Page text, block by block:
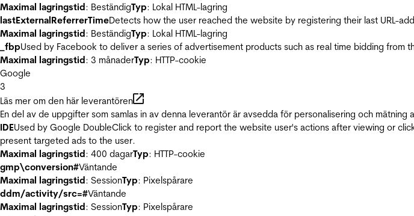
Maximal lagringstid: BeständigTyp: Lokal HTML-lagring
lastExternalReferrerTimeDetects how the user reached the website by registering their last URL-
Maximal lagringstid: BeständigTyp: Lokal HTML-lagring
_fbpUsed by Facebook to deliver a series of advertisement products such as real time bidding from
Maximal lagringstid: 3 månaderTyp: HTTP-cookie
Google
3
Läs mer om den här leverantören
En del av de uppgifter som samlas in av denna leverantör är avsedda för personalisering och
IDEUsed by Google DoubleClick to register and report the website user's actions after viewing or
present targeted ads to the user.
Maximal lagringstid: 400 dagarTyp: HTTP-cookie
gmp\conversion#Väntande
Maximal lagringstid: SessionTyp: Pixelspårare
ddm/activity/src=#Väntande
Maximal lagringstid: SessionTyp: Pixelspårare